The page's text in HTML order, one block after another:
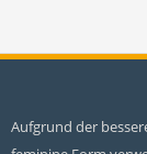
Aufgrund der